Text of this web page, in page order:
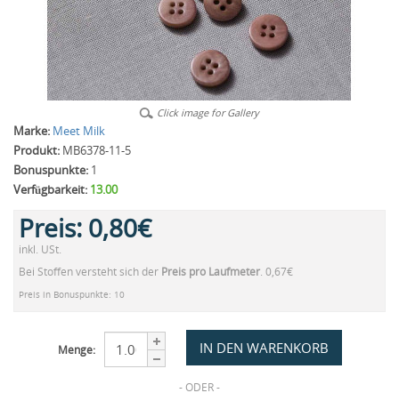
Click image for Gallery
Marke: Meet Milk
Produkt: MB6378-11-5
Bonuspunkte: 1
Verfügbarkeit: 13.00
Preis: 0,80€
inkl. USt.
Bei Stoffen versteht sich der Preis pro Laufmeter. 0,67€
Preis in Bonuspunkte: 10
Menge:
- ODER -